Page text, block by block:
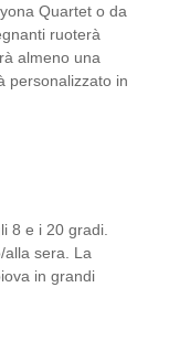
Quartet o da
ruoterà
almeno una
personalizzato in
8 e i 20 gradi.
alla sera. La
in grandi